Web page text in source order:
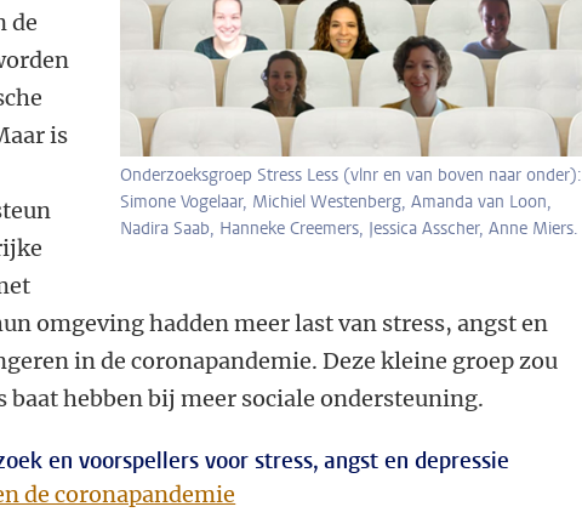
Onderzoeksgroep Stress Less (vlnr en van boven naar onder):
Simone Vogelaar, Michiel Westenberg, Amanda van Loon,
Nadira Saab, Hanneke Creemers, Jessica Asscher, Anne Miers.
de
is
omgeving hadden meer last van stress, angst en
in de coronapandemie. Deze kleine groep zou
baat hebben bij meer sociale ondersteuning.
en voorspellers voor stress, angst en depressie
de coronapandemie